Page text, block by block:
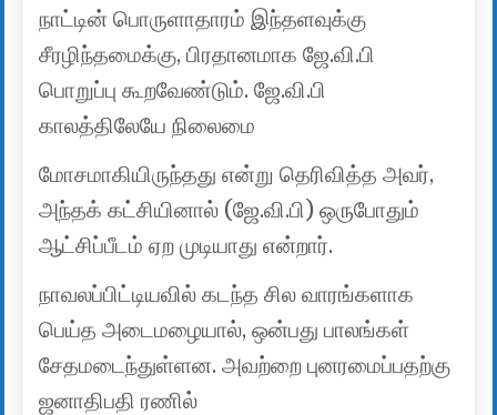
நாட்டின் பொருளாதாரம் இந்தளவுக்கு
சீரழிந்தமைக்கு, பிரதானமாக ஜே.வி.பி
பொறுப்பு கூறவேண்டும். ஜே.வி.பி
காலத்திலேயே நிலைமை
மோசமாகியிருந்தது என்று தெரிவித்த அவர்,
அந்தக் கட்சியினால் (ஜே.வி.பி) ஒருபோதும்
ஆட்சிப்பீடம் ஏற முடியாது என்றார்.
நாவலப்பிட்டியவில் கடந்த சில வாரங்களாக
பெய்த அடைமழையால், ஒன்பது பாலங்கள்
சேதமடைந்துள்ளன. அவற்றை புனரமைப்பதற்கு
ஜனாதிபதி ரணில்